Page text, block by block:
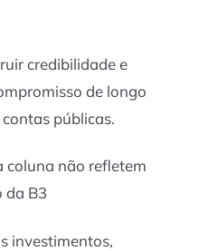
credibilidade e
de longo
públicas.
coluna não refletem
da B3
investimentos,